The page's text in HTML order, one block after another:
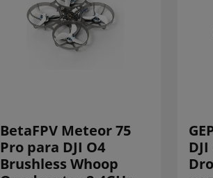
BetaFPV Meteor 75
Pro para DJI O4
Brushless Whoop